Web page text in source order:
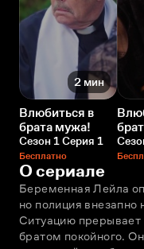
2 мин
Влюбиться в
брата мужа!
Сезон 1 Серия 1
Бесплатно
О сериале
Беременная Лейла
но полиция внезапно
Ситуацию
братом покойного.